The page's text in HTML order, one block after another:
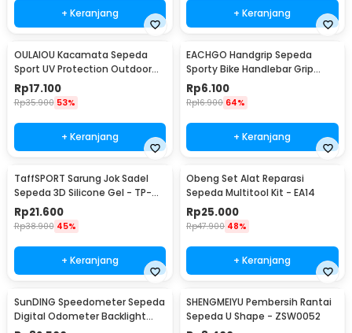
+ Keranjang + Keranjang
OULAIOU Kacamata Sepeda
Sport UV Protection Outdoor
Cycling Sunglasses - AJ1
Rp17.100
Rp35.900 53%
+ Keranjang
EACHGO Handgrip Sepeda
Sporty Bike Handlebar Grip
Silicone 1 Pair - STD
Rp6.100
Rp16.900 64%
+ Keranjang
TaffSPORT Sarung Jok Sadel
Sepeda 3D Silicone Gel - TP-
ZT01
Rp21.600
Rp38.900 45%
+ Keranjang
Obeng Set Alat Reparasi
Sepeda Multitool Kit - EA14
Rp25.000
Rp47.900 48%
+ Keranjang
SunDING Speedometer Sepeda
Digital Odometer Backlight
LCD Waterproof - SD-563A
SHENGMEIYU Pembersih Rantai
Sepeda U Shape - ZSW0052